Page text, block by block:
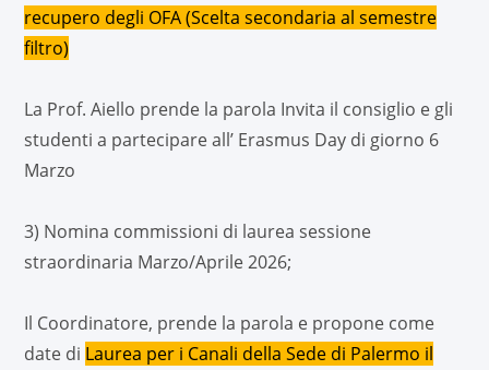
recupero degli OFA (Scelta secondaria al semestre
filtro)
La Prof. Aiello prende la parola Invita il consiglio e gli
studenti a partecipare all’ Erasmus Day di giorno 6
Marzo
3) Nomina commissioni di laurea sessione
straordinaria Marzo/Aprile 2026;
Il Coordinatore, prende la parola e propone come
date di Laurea per i Canali della Sede di Palermo il